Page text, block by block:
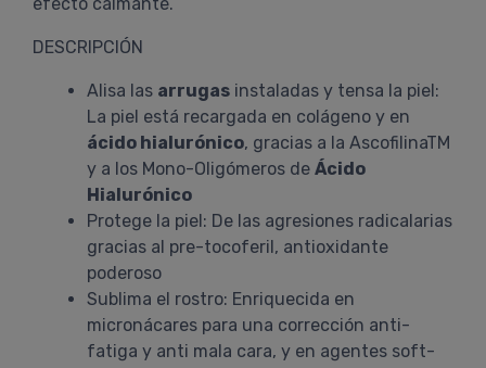
DESCRIPCIÓN
Alisa las arrugas instaladas y tensa la piel:
La piel está recargada en colágeno y en
ácido hialurónico, gracias a la AscofilinaTM
y a los Mono-Oligómeros de Ácido
Hialurónico
Protege la piel: De las agresiones radicalarias
gracias al pre-tocoferil, antioxidante
poderoso
Sublima el rostro: Enriquecida en
micronácares para una corrección anti-
fatiga y anti mala cara, y en agentes soft-